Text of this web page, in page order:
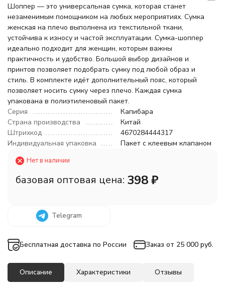
Шоппер — это универсальная сумка, которая станет
незаменимым помощником на любых мероприятиях. Сумка
женская на плечо выполнена из текстильной ткани,
устойчива к износу и частой эксплуатации. Сумка-шоппер
идеально подходит для женщин, которым важны
практичность и удобство. Большой выбор дизайнов и
принтов позволяет подобрать сумку под любой образ и
стиль. В комплекте идёт дополнительный пояс, который
позволяет носить сумку через плечо. Каждая сумка
упакована в полиэтиленовый пакет.
Серия
Капибара
Страна производства
Китай
Штрихкод
4670284444317
Индивидуальная упаковка
Пакет с клеевым клапаном
Нет в наличии
базовая оптовая цена: 398₽
Telegram
Бесплатная доставка по России Заказ от 25 000 руб.
Описание Характеристики Отзывы